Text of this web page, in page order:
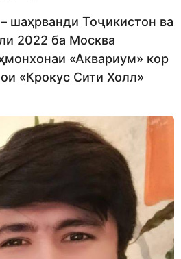
шаҳрванди Тоҷикистон ва
2022 ба Москва
«Аквариум» кор
«Крокус Сити Холл»